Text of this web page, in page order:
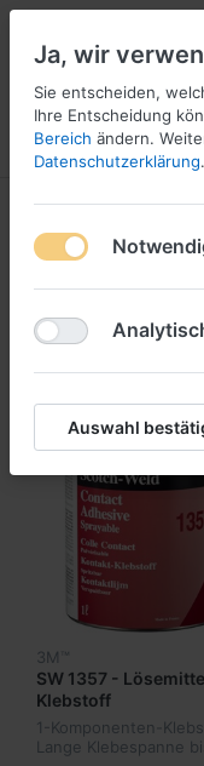
Menü Anmelden
1-10von
Filtern
3M™
SW 1357 -
Klebstoff
1-Komponenten-
Lange Klebespanne
Ja, wir
Sie entscheiden,
Ihre Entscheidung
Bereich ändern.
Datenschutzerklärung.
Auswahl